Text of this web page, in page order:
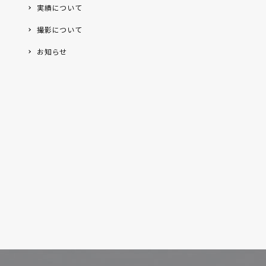
実績について
撮影について
お知らせ